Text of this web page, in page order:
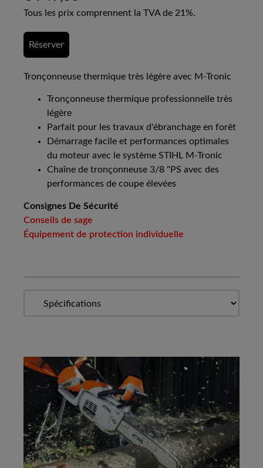
Tous les prix comprennent la TVA de 21%.
Réserver
Tronçonneuse thermique très légère avec M-Tronic
Tronçonneuse thermique professionnelle très
légère
Parfait pour les travaux d'ébranchage en forêt
Démarrage facile et performances optimales
du moteur avec le système STIHL M-Tronic
Chaîne de tronçonneuse 3/8 "PS avec des
performances de coupe élevées
Consignes De Sécurité
Conseils de sage
Équipement de protection individuelle